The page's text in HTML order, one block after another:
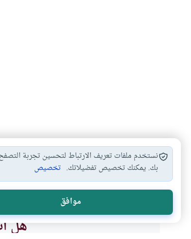
موانع الوقوع في… الستر على المعصية…
هل
نستخدم ملفات تعريف الارتباط لتحسين تجربة
بك. يمكنك تخصيص تفضيلاتك. تخصيص
موافق